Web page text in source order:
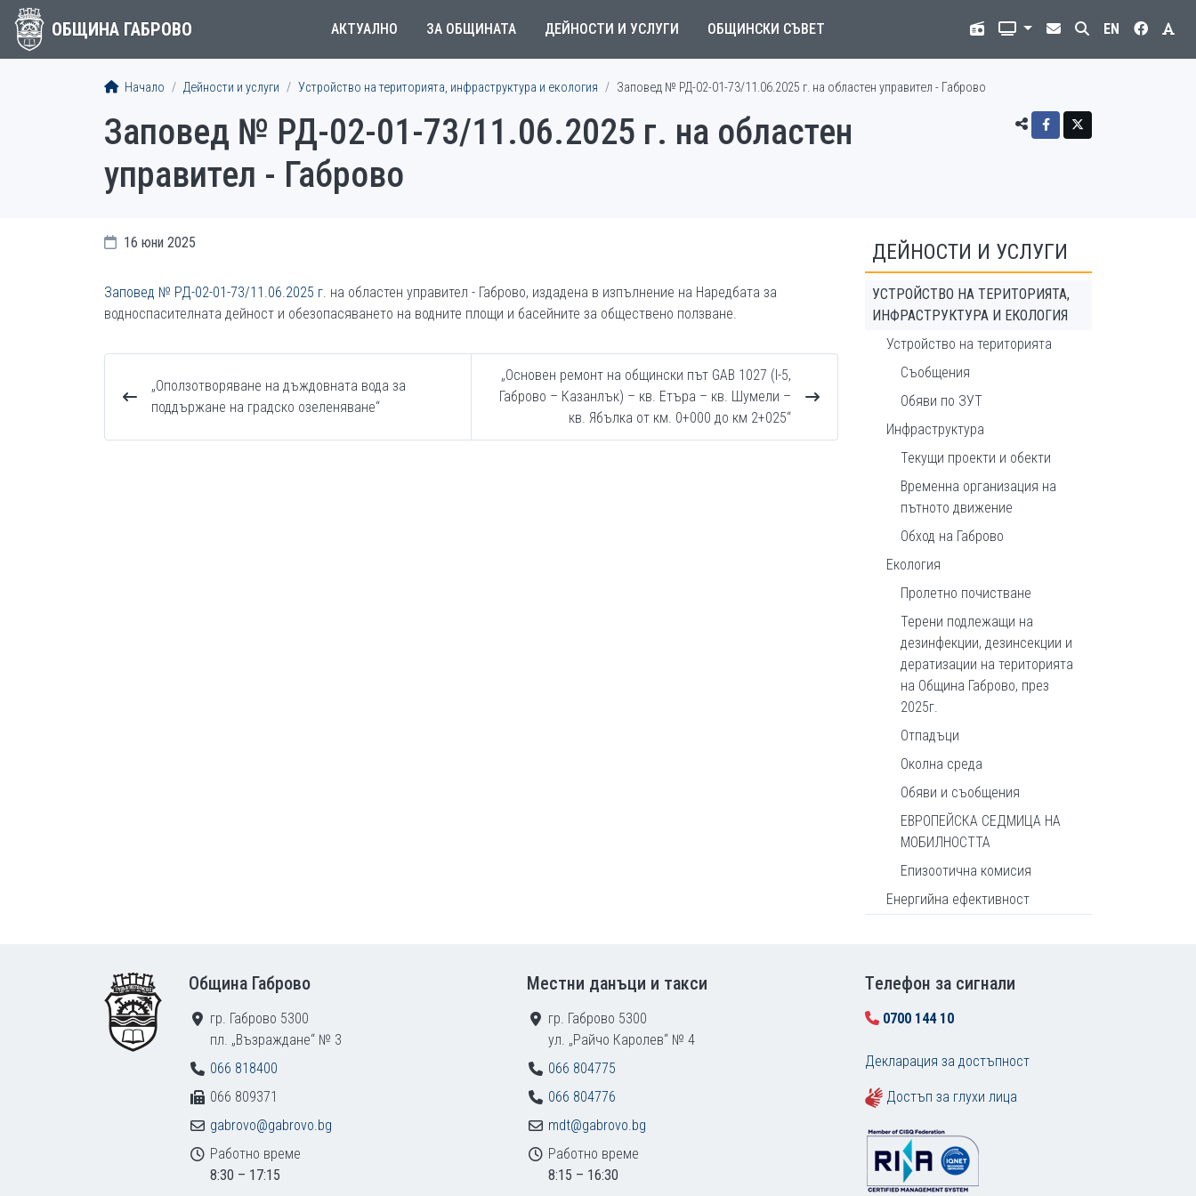
ОБЩИНА ГАБРОВО АКТУАЛНО ЗА ОБЩИНАТА ДЕЙНОСТИ И УСЛУГИ ОБЩИНСКИ СЪВЕТ EN
Начало Дейности и услуги Устройство на територията, инфраструктура и екология Заповед № РД-02-01-73/11.06.2025 г. на областен управител - Габрово
Заповед № РД-02-01-73/11.06.2025 г. на областен
управител - Габрово
16 юни 2025
Заповед № РД-02-01-73/11.06.2025 г. на областен управител - Габрово, издадена в изпълнение на Наредбата за
водноспасителната дейност и обезопасяването на водните площи и басейните за обществено ползване.
„Oползотворяване на дъждовната вода за
поддържане на градско озеленяване“
„Основен ремонт на общински път GAB 1027 (I-5,
Габрово – Казанлък) – кв. Етъра – кв. Шумели –
кв. Ябълка от км. 0+000 до км 2+025“
ДЕЙНОСТИ И УСЛУГИ
УСТРОЙСТВО НА ТЕРИТОРИЯТА,
ИНФРАСТРУКТУРА И ЕКОЛОГИЯ
Устройство на територията
Съобщения
Обяви по ЗУТ
Инфраструктура
Текущи проекти и обекти
Временна организация на
пътното движение
Обход на Габрово
Екология
Пролетно почистване
Терени подлежащи на
дезинфекции, дезинсекции и
дератизации на територията
на Община Габрово, през
2025г.
Отпадъци
Околна среда
Обяви и съобщения
ЕВРОПЕЙСКА СЕДМИЦА НА
МОБИЛНОСТТА
Епизоотична комисия
Енергийна ефективност
Община Габрово
гр. Габрово 5300
пл. „Възраждане“ № 3
066 818400
066 809371
gabrovo@gabrovo.bg
Работно време
8:30 – 17:15
Местни данъци и такси
гр. Габрово 5300
ул. „Райчо Каролев“ № 4
066 804775
066 804776
mdt@gabrovo.bg
Работно време
8:15 – 16:30
Tелефон за сигнали
0700 144 10
Декларация за достъпност
Достъп за глухи лица